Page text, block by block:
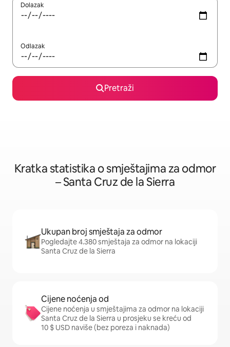
Dolazak
Odlazak
Pretraži
Kratka statistika o smještajima za odmor
– Santa Cruz de la Sierra
Ukupan broj smještaja za odmor
Pogledajte 4.380 smještaja za odmor na lokaciji
Santa Cruz de la Sierra
Cijene noćenja od
Cijene noćenja u smještajima za odmor na lokaciji
Santa Cruz de la Sierra u prosjeku se kreću od
10 $ USD naviše (bez poreza i naknada)